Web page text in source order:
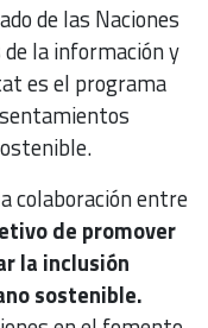
de las Naciones
la información y
es el programa
colaboración entre
de promover
la inclusión
sostenible.